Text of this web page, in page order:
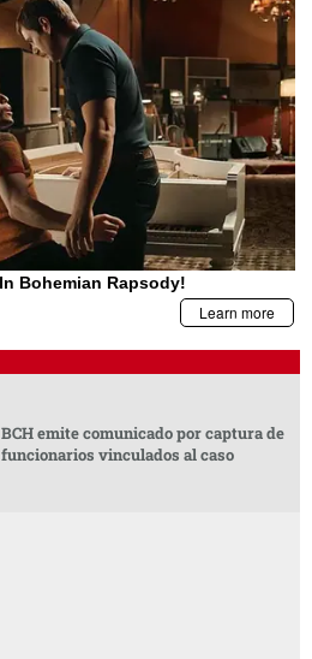
BCH emite comunicado por captura de
funcionarios vinculados al caso